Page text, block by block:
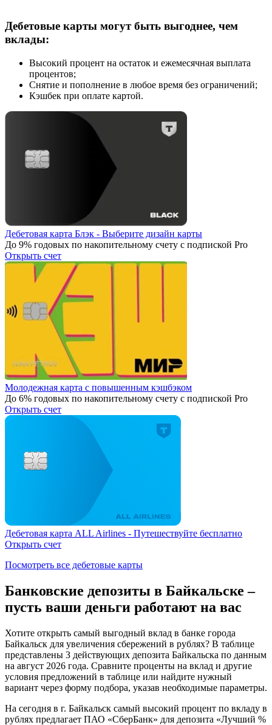
Дебетовые карты могут быть выгоднее, чем
вклады:
Высокий процент на остаток и ежемесячная выплата
процентов;
Снятие и пополнение в любое время без ограничений;
Кэшбек при оплате картой.
Дебетовая карта Блэк - Выберите дизайн карты
До 9% годовых по накопительному счету с подпиской Pro
Открыть счет
Молодежная карта с повышенным кэшбэком
До 6% годовых по накопительному счету с подпиской Pro
Открыть счет
Дебетовая карта ALL Airlines - Путешествуйте бесплатно
Открыть счет
Посмотреть все дебетовые карты
Банковские депозиты в Байкальске –
пусть ваши деньги работают на вас
Хотите открыть самый выгодный вклад в банке города
Байкальск для увеличения сбережений в рублях? В таблице
представлены 3 действующих депозита Байкальска по данным
на август 2026 года. Сравните проценты на вклад и другие
условия предложений в таблице или найдите нужный
вариант через форму подбора, указав необходимые параметры.
На сегодня в г. Байкальск самый высокий процент по вкладу в
рублях предлагает ПАО «СберБанк» для депозита «Лучший %